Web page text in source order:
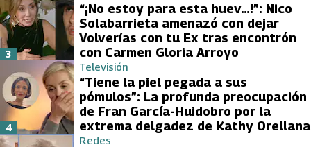
“¡No estoy para esta huev…!”: Nico
Solabarrieta amenazó con dejar
Volverías con tu Ex tras encontrón
con Carmen Gloria Arroyo
3
Televisión
“Tiene la piel pegada a sus
pómulos”: La profunda preocupación
de Fran García-Huidobro por la
extrema delgadez de Kathy Orellana
4
Redes